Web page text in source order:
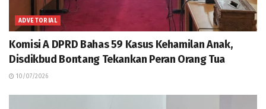
ADVETORIAL
Komisi A DPRD Bahas 59 Kasus Kehamilan Anak,
Disdikbud Bontang Tekankan Peran Orang Tua
10/07/2026